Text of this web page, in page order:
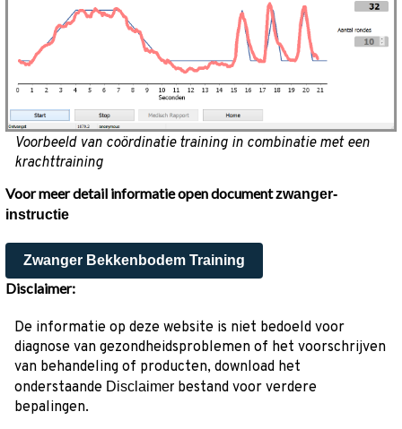
Voorbeeld van coördinatie training in combinatie met een
krachttraining
Voor meer detail informatie open documentzwanger-
instructie
Zwanger Bekkenbodem Training
Disclaimer:
De informatie op deze website is niet bedoeld voor
diagnose van gezondheidsproblemen of het voorschrijven
van behandeling of producten, download het
onderstaande Disclaimer bestand voor verdere
bepalingen.